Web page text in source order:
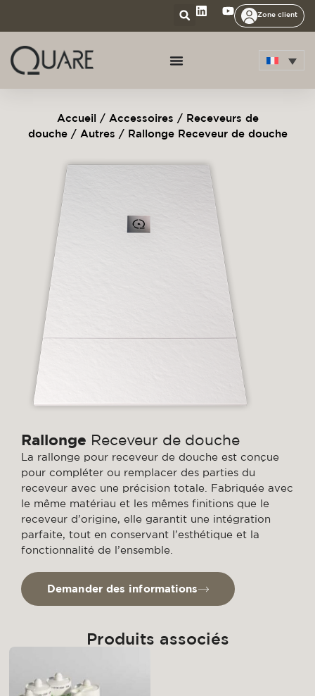
Zone client
Accueil / Accessoires / Receveurs de
douche/ Autres / Rallonge Receveur de douche
Rallonge Receveur de douche
La rallonge pour receveur de douche est conçue
pour compléter ou remplacer des parties du
receveur avec une précision totale. Fabriquée avec
le même matériau et les mêmes finitions que le
receveur d’origine, elle garantit une intégration
parfaite, tout en conservant l’esthétique et la
fonctionnalité de l’ensemble.
Demander des informations
Produits associés